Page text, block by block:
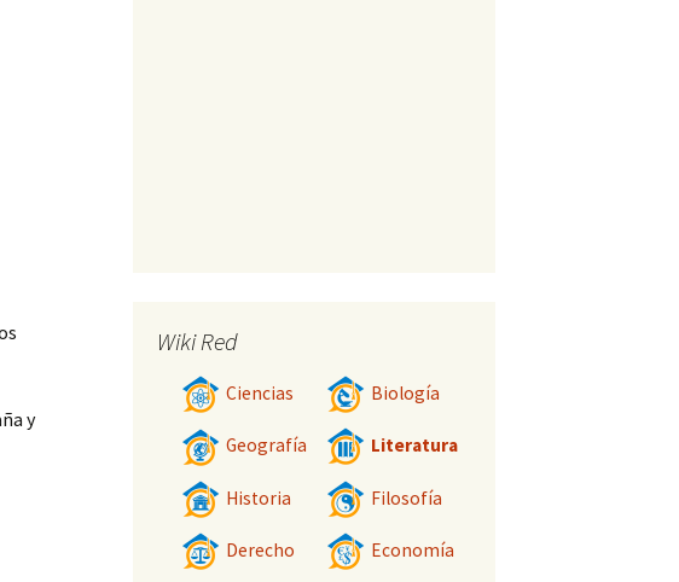
y
Wiki Red
Ciencias Biología
Geografía Literatura
Historia Filosofía
Derecho Economía